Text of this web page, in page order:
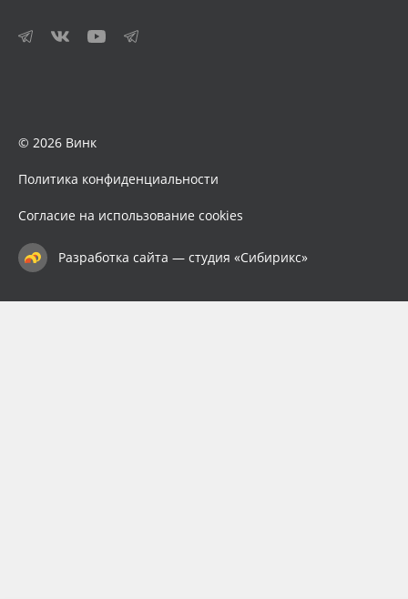
© 2026 Винк
Политика конфиденциальности
Согласие на использование cookies
Разработка сайта — студия «Сибирикс»